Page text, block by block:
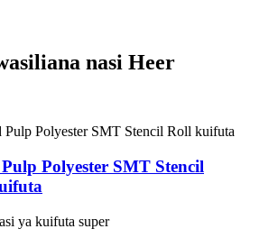
nasi Heer
Polyester SMT Stencil